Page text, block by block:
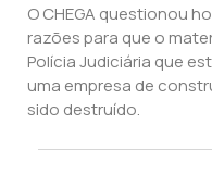
O CHEGA questionou
razões para que o
Polícia Judiciária que
uma empresa de
sido destruído.